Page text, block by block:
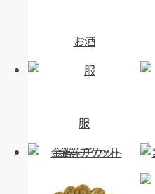
お酒
服
金券・チケット